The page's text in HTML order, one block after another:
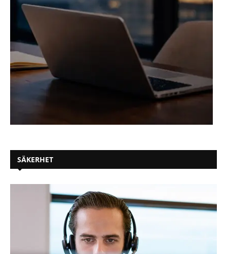
SÄKERHET